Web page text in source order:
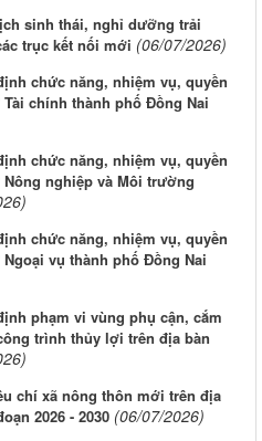
sinh thái, nghỉ dưỡng trải
trục kết nối mới (06/07/2026)
chức năng, nhiệm vụ, quyền
chính thành phố Đồng Nai
chức năng, nhiệm vụ, quyền
nghiệp và Môi trường
chức năng, nhiệm vụ, quyền
vụ thành phố Đồng Nai
phạm vi vùng phụ cận, cắm
trình thủy lợi trên địa bàn
chí xã nông thôn mới trên địa
2026 - 2030 (06/07/2026)